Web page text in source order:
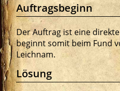
Auftragsbeginn
Der Auftrag ist eine
beginnt somit beim Fund
Leichnam.
Lösung